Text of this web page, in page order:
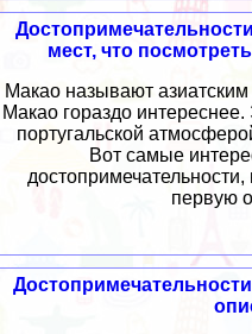
мест, что
Макао называют
Макао гораздо интереснее.
португальской
Вот самые
первую